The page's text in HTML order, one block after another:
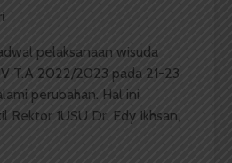
pelaksanaan wisuda
T.A 2022/2023 pada 21-23
perubahan. Hal ini
Rektor 1USU Dr. Edy Ikhsan,